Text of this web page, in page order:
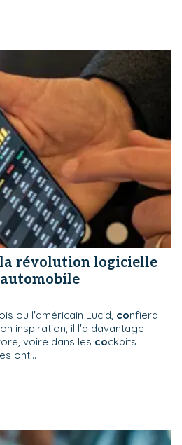
révolution logicielle
ou l'américain Lucid, confiera
inspiration, il l'a davantage
voire dans les cockpits
ont...